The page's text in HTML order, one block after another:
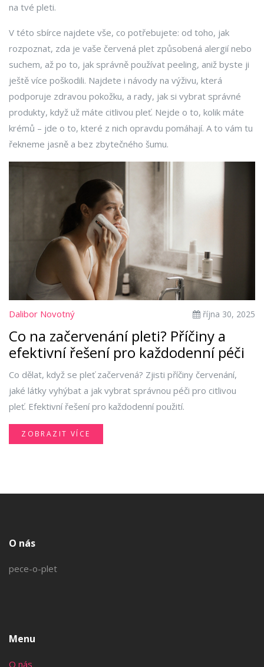
na tvé pleti.
V této sbírce najdete vše, co potřebujete: od toho, jak
rozpoznat, zda je vaše červená plet způsobená alergií nebo
suchem, až po to, jak správně používat peeling, aniž byste ji
ještě více poškodili. Najdete i návody na výživu, která
podporuje zdravou pokožku, a rady, jak si vybrat správné
produkty, když už máte citlivou pleť. Nejde o to, kolik máte
krémů – jde o to, které z nich opravdu pomáhají. A to vám tu
řekneme jasně a bez zbytečného šumu.
Dalibor Novotný října 30, 2025
Co na začervenání pleti? Příčiny a
efektivní řešení pro každodenní péči
Co dělat, když se pleť začervená? Zjisti příčiny červenání,
jaké látky vyhýbat a jak vybrat správnou péči pro citlivou
pleť. Efektivní řešení pro každodenní použití.
ZOBRAZIT VÍCE
O nás
pece-o-plet
Menu
O nás